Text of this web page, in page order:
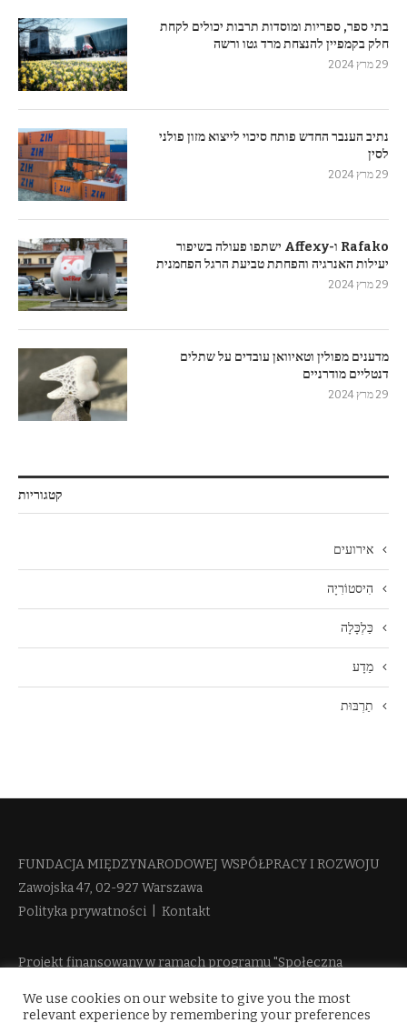
בתי ספר, ספריות ומוסדות תרבות יכולים לקחת
חלק בקמפיין להנצחת מרד גטו ורשה
29 מרץ 2024
נתיב הענבר החדש פותח סיכוי לייצוא מזון פולני
לסין
29 מרץ 2024
Rafako ו-Affexy ישתפו פעולה בשיפור
יעילות האנרגיה והפחתת טביעת הרגל הפחמנית
29 מרץ 2024
מדענים מפולין וטאיוואן עובדים על שתלים
דנטליים מודרניים
29 מרץ 2024
קטגוריות
אירועים
הִיסטוֹרִיָה
כַּלְכָּלָה
מַדָע
תַרְבּוּת
FUNDACJA MIĘDZYNARODOWEJ WSPÓŁPRACY I ROZWOJU​
Zawojska 47, 02-927 Warszawa
Polityka prywatności
Kontakt
Projekt finansowany w ramach programu "Społeczna
więcej informacji
We use cookies on our website to give you the most
relevant experience by remembering your preferences